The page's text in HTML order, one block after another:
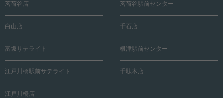
茗荷谷店 茗荷谷駅前センター
白山店 千石店
富坂サテライト 根津駅前センター
江戸川橋駅前サテライト 千駄木店
江戸川橋店